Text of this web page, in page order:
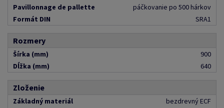
Pavillonnage de pallette
páčkovanie po 500 hárkov
Formát DIN
SRA1
Rozmery
Šírka (mm)
900
Dĺžka (mm)
640
Zloženie
Základný materiál
bezdrevný ECF